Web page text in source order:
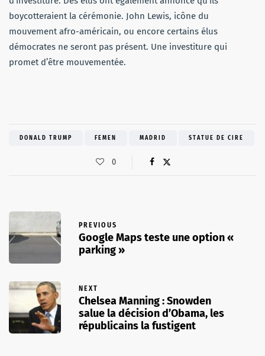
boycotteraient la cérémonie. John Lewis, icône du
mouvement afro-américain, ou encore certains élus
démocrates ne seront pas présent. Une investiture qui
promet d’être mouvementée.
DONALD TRUMP FEMEN MADRID STATUE DE CIRE
0
PREVIOUS
Google Maps teste une option «
parking »
NEXT
Chelsea Manning : Snowden
salue la décision d’Obama, les
républicains la fustigent